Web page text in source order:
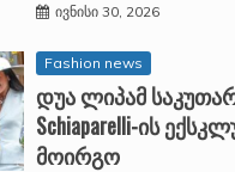
ივნისი 30, 2026
Fashion news
დუა ლიპამ
Schiaparelli-ის
მოირგო